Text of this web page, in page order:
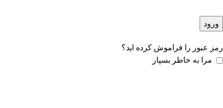
ورود
رمز عبور را فراموش کرده اید؟
مرا به خاطر بسپار